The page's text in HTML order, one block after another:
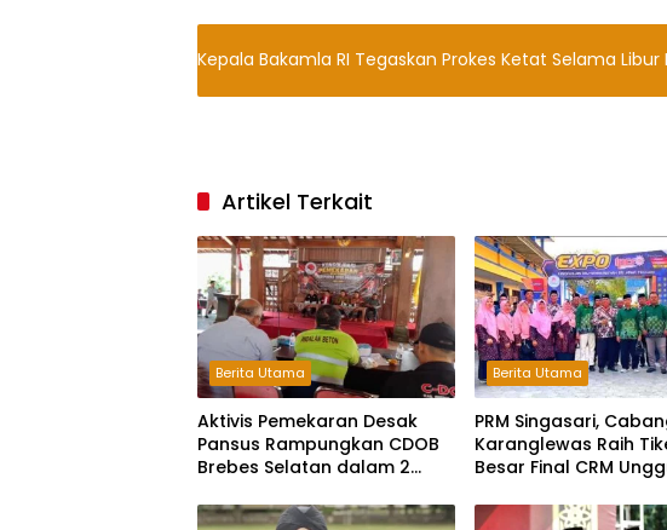
Kepala Bakamla RI Tegaskan Prokes Ketat Selama Libur
Artikel Terkait
Berita Utama
Aktivis Pemekaran Desak
Pansus Rampungkan CDOB
Brebes Selatan dalam 2
Berita Utama
PRM Singasari,
Karanglewas Raih
Besar Final CRM